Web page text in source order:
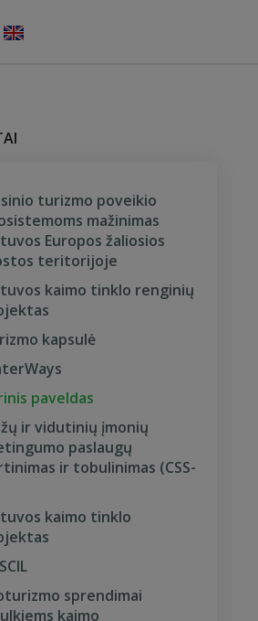
turizmo poveikio
mažinimas
Europos žaliosios
teritorijoje
kaimo tinklo renginių
kapsulė
paveldas
ir vidutinių įmonių
paslaugų
ir tobulinimas (CSS-
kaimo tinklo
sprendimai
kaimo